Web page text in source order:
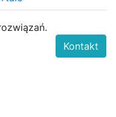
Kontakt